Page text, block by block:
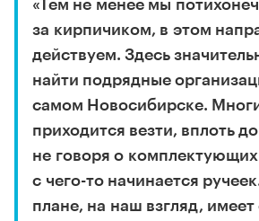
«Тем не менее мы
за кирпичиком, в этом
действуем. Здесь
найти подрядные
самом Новосибирске.
приходится везти, вплоть
не говоря о
с чего-то начинается
плане, на наш взгляд, имеет